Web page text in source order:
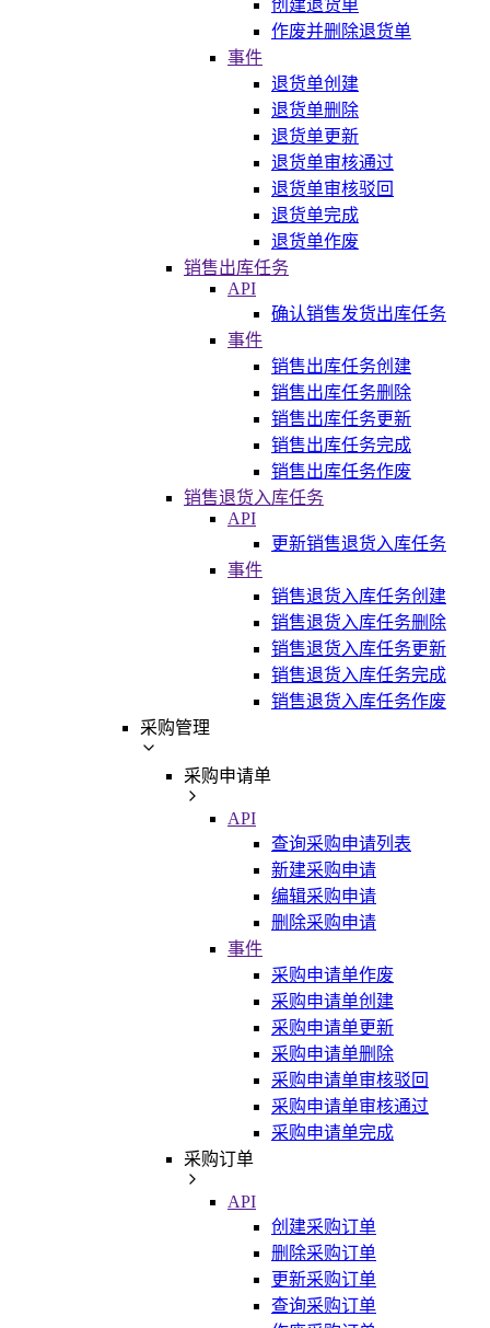
创建退货单
作废并删除退货单
事件
退货单创建
退货单删除
退货单更新
退货单审核通过
退货单审核驳回
退货单完成
退货单作废
销售出库任务
API
确认销售发货出库任务
事件
销售出库任务创建
销售出库任务删除
销售出库任务更新
销售出库任务完成
销售出库任务作废
销售退货入库任务
API
更新销售退货入库任务
事件
销售退货入库任务创建
销售退货入库任务删除
销售退货入库任务更新
销售退货入库任务完成
销售退货入库任务作废
采购管理
采购申请单
API
查询采购申请列表
新建采购申请
编辑采购申请
删除采购申请
事件
采购申请单作废
采购申请单创建
采购申请单更新
采购申请单删除
采购申请单审核驳回
采购申请单审核通过
采购申请单完成
采购订单
API
创建采购订单
删除采购订单
更新采购订单
查询采购订单